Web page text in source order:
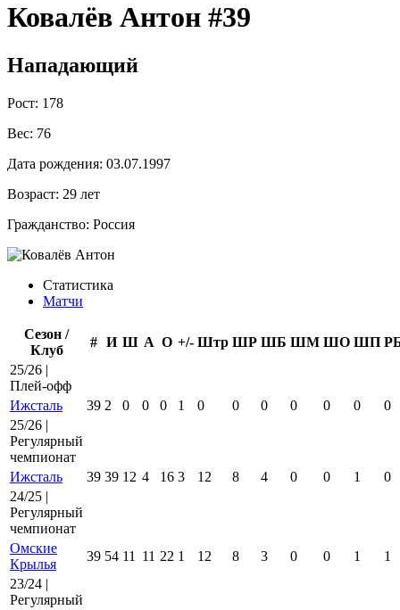
Ковалёв Антон #39
Нападающий
Рост: 178
Вес: 76
Дата рождения: 03.07.1997
Возраст: 29 лет
Гражданство: Россия
Статистика
Матчи
Сезон /
Клуб
# И Ш А О +/- Штр ШР ШБ ШМ ШО ШП
25/26 |
Плей-офф
Ижсталь
39 2 0 0 0 1 0 0 0 0 0 0
0
25/26 |
Регулярный
чемпионат
Ижсталь
39 39 12 4 16 3 12 8 4 0 0 1
0
24/25 |
Регулярный
чемпионат
Омские
Крылья
39 54 11 11 22 1 12 8 3 0 0 1
1
23/24 |
Регулярный